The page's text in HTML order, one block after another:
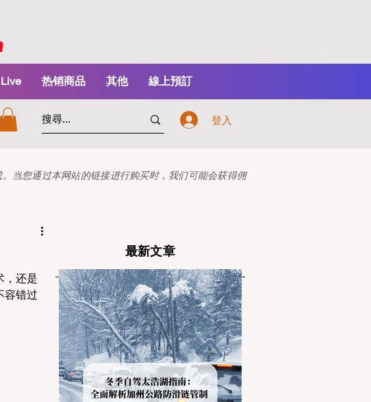
热销商品 其他 線上預訂
登入
当您通过本网站的链接进行购买时，我们可能会获得佣
，还是
容错过
最新文章